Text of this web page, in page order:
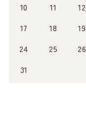
10 11 12
17
18 19
24
25 26
31